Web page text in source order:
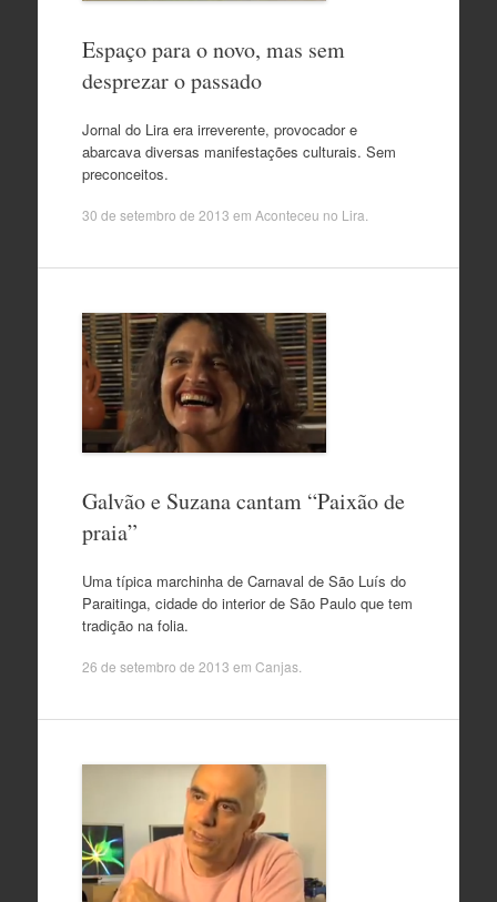
Espaço para o novo, mas sem
desprezar o passado
Jornal do Lira era irreverente, provocador e
abarcava diversas manifestações culturais. Sem
preconceitos.
30 de setembro de 2013 em Aconteceu no Lira
Galvão e Suzana cantam “Paixão de
praia”
Uma típica marchinha de Carnaval de São Luís do
Paraitinga, cidade do interior de São Paulo que tem
tradição na folia.
26 de setembro de 2013 em Canjas.